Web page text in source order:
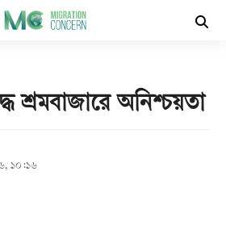
শ্রমবাজারে অনিশ্চয়তা
১০:১৬